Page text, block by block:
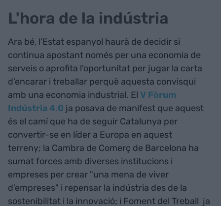
L'hora de la indústria
Ara bé, l'Estat espanyol haurà de decidir si
continua apostant només per una economia de
serveis o aprofita l'oportunitat per jugar la carta
d'encarar i treballar perquè aquesta convisqui
amb una economia industrial. El V Fòrum
Indústria 4.0 ja posava de manifest que aquest
és el camí que ha de seguir Catalunya per
convertir-se en líder a Europa en aquest
terreny; la Cambra de Comerç de Barcelona ha
sumat forces amb diverses institucions i
empreses per crear "una mena de viver
d'empreses" i repensar la indústria des de la
sostenibilitat i la innovació; i Foment del Treball ja